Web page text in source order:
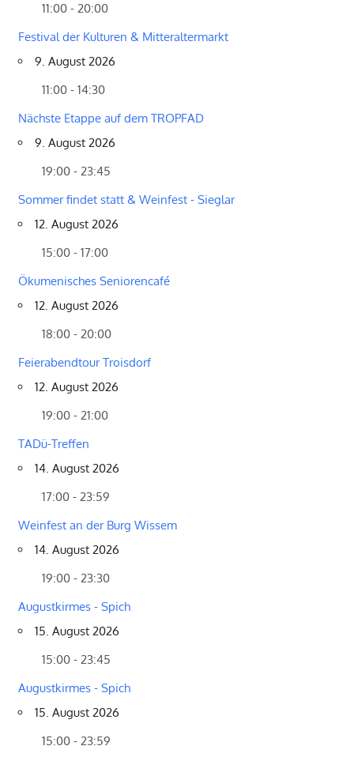
11:00 - 20:00
Festival der Kulturen & Mitteraltermarkt
9. August 2026
11:00 - 14:30
Nächste Etappe auf dem TROPFAD
9. August 2026
19:00 - 23:45
Sommer findet statt & Weinfest - Sieglar
12. August 2026
15:00 - 17:00
Ökumenisches Seniorencafé
12. August 2026
18:00 - 20:00
Feierabendtour Troisdorf
12. August 2026
19:00 - 21:00
TADü-Treffen
14. August 2026
17:00 - 23:59
Weinfest an der Burg Wissem
14. August 2026
19:00 - 23:30
Augustkirmes - Spich
15. August 2026
15:00 - 23:45
Augustkirmes - Spich
15. August 2026
15:00 - 23:59